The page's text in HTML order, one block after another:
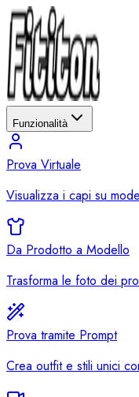
Funzionalità
Prova Virtuale
Visualizza i capi su
Da Prodotto a Modello
Trasforma le foto dei
Prova tramite Prompt
Crea outfit e stili unici